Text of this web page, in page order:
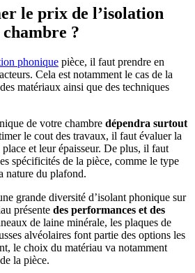
le prix de l’isolation
chambre ?
phonique pièce, il faut prendre en
Cela est notamment le cas de la
matériaux ainsi que des techniques
de votre chambre dépendra surtout
le cout des travaux, il faut évaluer la
et leur épaisseur. De plus, il faut
spécificités de la pièce, comme le type
nature du plafond.
grande diversité d’isolant phonique sur
présente des performances et des
de laine minérale, les plaques de
alvéolaires font partie des options les
le choix du matériau va notamment
la pièce.